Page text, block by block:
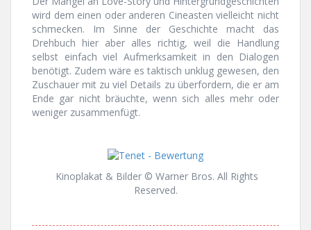
wird dem einen oder anderen Cineasten vielleicht nicht
schmecken. Im Sinne der Geschichte macht das
Drehbuch hier aber alles richtig, weil die Handlung
selbst einfach viel Aufmerksamkeit in den Dialogen
benötigt. Zudem wäre es taktisch unklug gewesen, den
Zuschauer mit zu viel Details zu überfordern, die er am
Ende gar nicht bräuchte, wenn sich alles mehr oder
weniger zusammenfügt.
Kinoplakat & Bilder © Warner Bros. All Rights
Reserved.